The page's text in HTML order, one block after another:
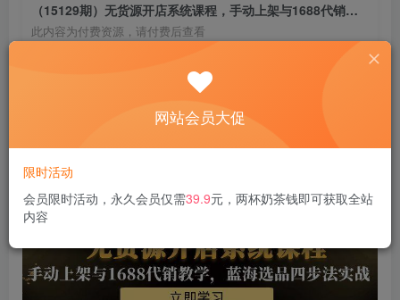
（15129期）无货源开店系统课程，手动上架与1688代销教学，蓝海选品四步法实战
此内容为付费资源，请付费后查看
￥4
网站会员大促
限时活动
会员限时活动，永久会员仅需39.9元，两杯奶茶钱即可获取全站
内容